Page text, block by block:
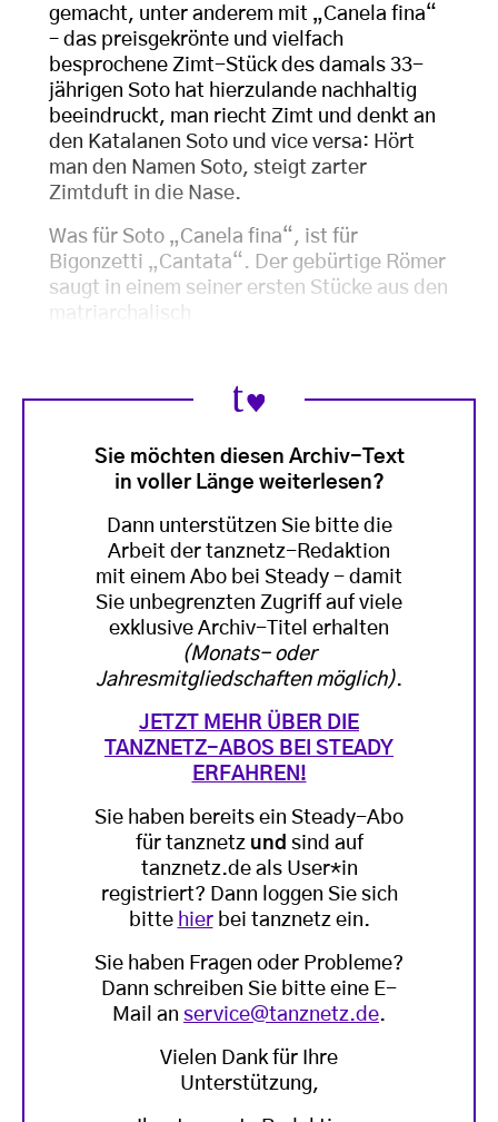
gemacht, unter anderem mit „Canela fina“
– das preisgekrönte und vielfach
besprochene Zimt-Stück des damals 33-
jährigen Soto hat hierzulande nachhaltig
beeindruckt, man riecht Zimt und denkt an
den Katalanen Soto und vice versa: Hört
man den Namen Soto, steigt zarter
Zimtduft in die Nase.
Was für Soto „Canela fina“, ist für
Bigonzetti „Cantata“. Der gebürtige Römer
saugt in einem seiner ersten Stücke aus den
matriarchalisch
Sie möchten diesen Archiv-Text
in voller Länge weiterlesen?
Dann unterstützen Sie bitte die
Arbeit der tanznetz-Redaktion
mit einem Abo bei Steady - damit
Sie unbegrenzten Zugriff auf viele
exklusive Archiv-Titel erhalten
(Monats- oder
Jahresmitgliedschaften möglich).
JETZT MEHR ÜBER DIE
TANZNETZ-ABOS BEI STEADY
ERFAHREN!
Sie haben bereits ein Steady-Abo
für tanznetz und sind auf
tanznetz.de als User*in
registriert? Dann loggen Sie sich
bitte hierbei tanznetz ein.
Sie haben Fragen oder Probleme?
Dann schreiben Sie bitte eine E-
Mail an service@tanznetz.de.
Vielen Dank für Ihre
Unterstützung,